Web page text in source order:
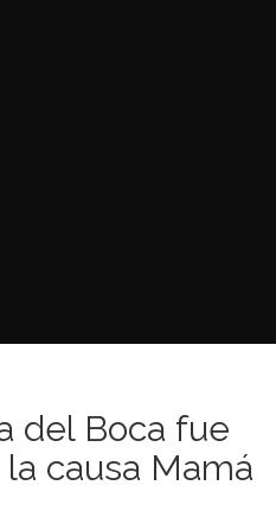
del Boca fue
causa Mamá